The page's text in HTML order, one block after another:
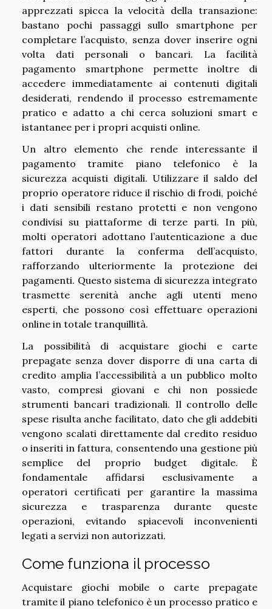
apprezzati spicca la velocità della transazione:
bastano pochi passaggi sullo smartphone per
completare l’acquisto, senza dover inserire ogni
volta dati personali o bancari. La facilità
pagamento smartphone permette inoltre di
accedere immediatamente ai contenuti digitali
desiderati, rendendo il processo estremamente
pratico e adatto a chi cerca soluzioni smart e
istantanee per i propri acquisti online.
Un altro elemento che rende interessante il
pagamento tramite piano telefonico è la
sicurezza acquisti digitali. Utilizzare il saldo del
proprio operatore riduce il rischio di frodi, poiché
i dati sensibili restano protetti e non vengono
condivisi su piattaforme di terze parti. In più,
molti operatori adottano l’autenticazione a due
fattori durante la conferma dell’acquisto,
rafforzando ulteriormente la protezione dei
pagamenti. Questo sistema di sicurezza integrato
trasmette serenità anche agli utenti meno
esperti, che possono così effettuare operazioni
online in totale tranquillità.
La possibilità di acquistare giochi e carte
prepagate senza dover disporre di una carta di
credito amplia l’accessibilità a un pubblico molto
vasto, compresi giovani e chi non possiede
strumenti bancari tradizionali. Il controllo delle
spese risulta anche facilitato, dato che gli addebiti
vengono scalati direttamente dal credito residuo
o inseriti in fattura, consentendo una gestione più
semplice del proprio budget digitale. È
fondamentale affidarsi esclusivamente a
operatori certificati per garantire la massima
sicurezza e trasparenza durante queste
operazioni, evitando spiacevoli inconvenienti
legati a servizi non autorizzati.
Come funziona il processo
Acquistare giochi mobile o carte prepagate
tramite il piano telefonico è un processo pratico e